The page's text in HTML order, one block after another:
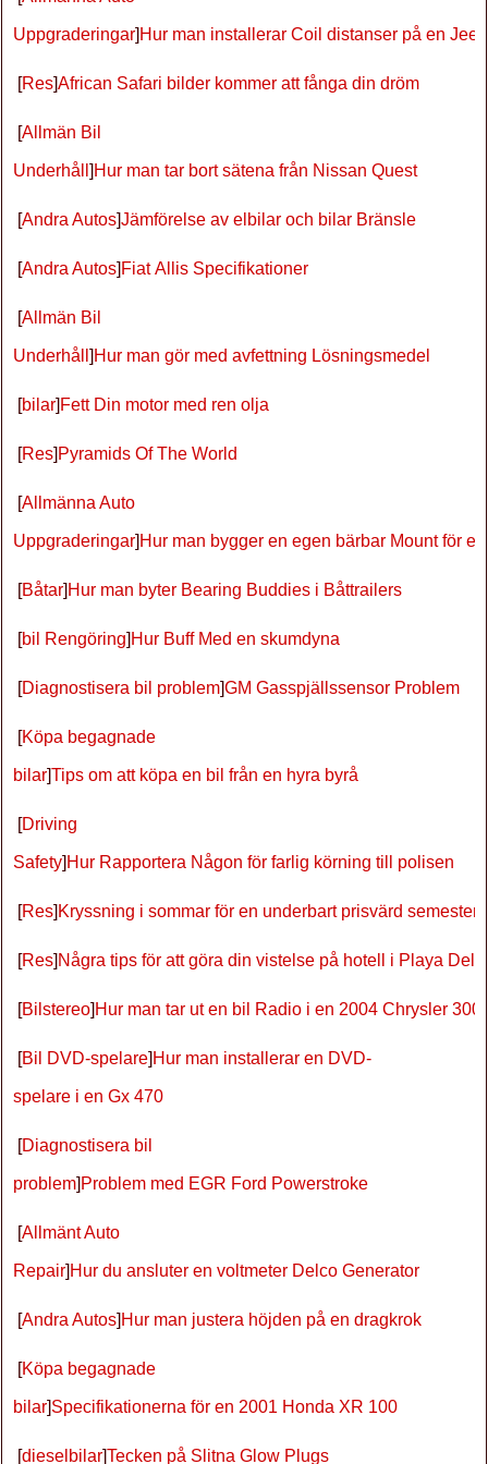
Uppgraderingar] Hur man installerar Coil distanser på en
[Res]African Safari bilder kommer att fånga din dröm
[Allmän Bil
Underhåll ] Hur man tar bort sätena från Nissan Quest
[Andra Autos]Jämförelse av elbilar och bilar Bränsle
[Andra Autos] Fiat Allis Specifikationer
[Allmän Bil
Underhåll ] Hur man gör med avfettning Lösningsmedel
[bilar] Fett Din motor med ren olja
[Res] Pyramids Of The World
[Allmänna Auto
Uppgraderingar] Hur man bygger en egen bärbar Mount för
[Båtar] Hur man byter Bearing Buddies i Båttrailers
[bil Rengöring] Hur Buff Med en skumdyna
[Diagnostisera bil problem]GM Gasspjällssensor Problem
[Köpa begagnade
bilar]Tips om att köpa en bil från en hyra byrå
[Driving
Safety] Hur Rapportera Någon för farlig körning till polisen
[Res] Kryssning i sommar för en underbart prisvärd semester
[Res] Några tips för att göra din vistelse på hotell i Playa Del
[Bilstereo] Hur man tar ut en bil Radio i en 2004 Chrysler 300
[Bil DVD-spelare] Hur man installerar en DVD-
spelare i en Gx 470
[Diagnostisera bil
problem] Problem med EGR Ford Powerstroke
[Allmänt Auto
Repair] Hur du ansluter en voltmeter Delco Generator
[Andra Autos] Hur man justera höjden på en dragkrok
[Köpa begagnade
bilar]Specifikationerna för en 2001 Honda XR 100
[dieselbilar]Tecken på Slitna Glow Plugs